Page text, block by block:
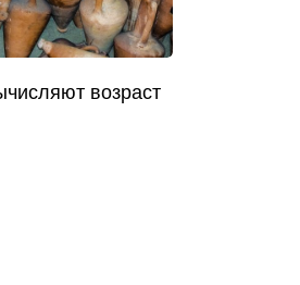
возраст